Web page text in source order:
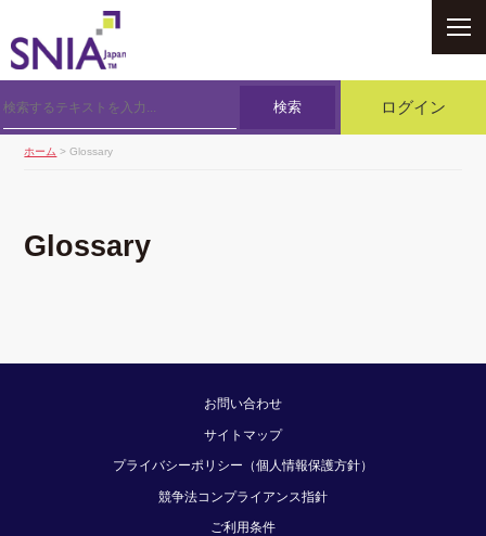
検索 ログイン
ホーム > Glossary
Glossary
お問い合わせ
サイトマップ
プライバシーポリシー（個人情報保護方針）
競争法コンプライアンス指針
ご利用条件